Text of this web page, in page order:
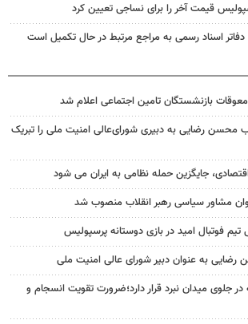
قیمت آخر را برای نساجی تعیین کرد
دفاتر اسناد رسمی به مراجع مرتبط در حال تکمیل است
بازنشستگان تامین اجتماعی اعلام شد
محسن رضایی به دبیری شورای‌عالی امنیت ملی را تبریک
جایگزین حمله نظامی به ایران می شود
مشاور سیاسی رهبر انقلاب منصوب شد
فوتبال امید در بازی دوستانه پرسپولیس
به عنوان دبیر شورای عالی امنیت ملی
جلوی میدان نبرد قرار دارد؛ضرورت تقویت انسجام و